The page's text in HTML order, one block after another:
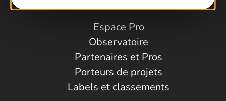
Espace Pro
Observatoire
Partenaires et Pros
Porteurs de projets
Labels et classements